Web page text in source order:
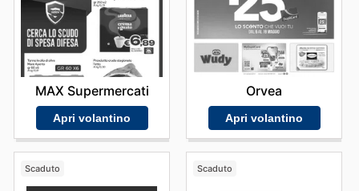
MAX Supermercati
Apri volantino
Orvea
Apri volantino
Scaduto Scaduto